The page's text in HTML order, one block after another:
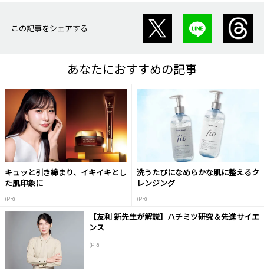
この記事をシェアする
あなたにおすすめの記事
キュッと引き締まり、イキイキとし
た肌印象に
(PR)
洗うたびになめらかな肌に整えるク
レンジング
(PR)
【友利 新先生が解説】ハチミツ研究＆先進サイエ
ンス
(PR)